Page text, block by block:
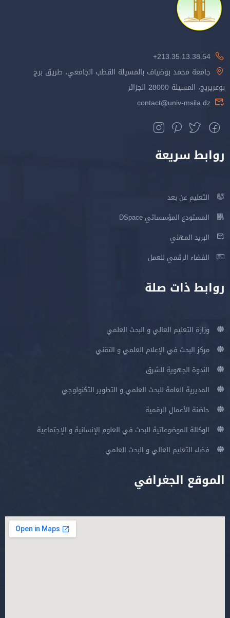
213.35.13.38.54+
جامعة محمد بوضياف بالمسيلة القطب الجامعي، طريق برج
بوعريريج، المسيلة 28000 الجزائر
contact@univ-msila.dz
روابط سريعة
التعليم عن بعد
المستودع المؤسساتي DSpace
البريد المهني
الفضاء الرقمي للعمل
روابط ذات صلة
وزارة التعليم العالي و البحث العلمي
مركز البحث في الإعلام العلمي و التقني
الندوة الجهوية للشرق
المديرية العامة للبحث العلمي و التطوير التكنولوجي
حاضنة الأعمال الرقمية
الوكالة الموضوعاتية للبحث في العلوم الإنسانية و الإجتماعية
فضاء التعليم العالي و البحث العلمي
الموقع الجغرافي